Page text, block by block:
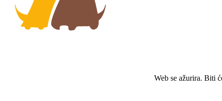
Web se ažurira. Biti